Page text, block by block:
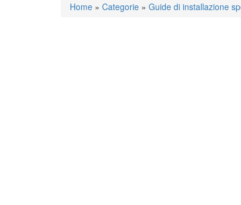
Home » Categorie » Guide di installazione